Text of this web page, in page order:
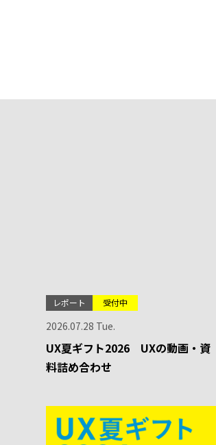
レポート 受付中
2026.07.28 Tue.
UX夏ギフト2026 UXの動画・資
料詰め合わせ